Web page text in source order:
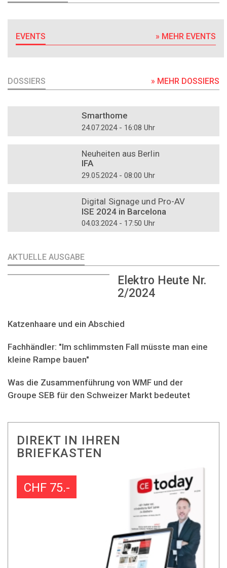
EVENTS » MEHR EVENTS
DOSSIERS » MEHR DOSSIERS
Smarthome
24.07.2024 - 16:08 Uhr
Neuheiten aus Berlin
IFA
29.05.2024 - 08:00 Uhr
Digital Signage und Pro-AV
ISE 2024 in Barcelona
04.03.2024 - 17:50 Uhr
AKTUELLE AUSGABE
Elektro Heute Nr.
2/2024
Katzenhaare und ein Abschied
Fachhändler: "Im schlimmsten Fall müsste man eine
kleine Rampe bauen"
Was die Zusammenführung von WMF und der
Groupe SEB für den Schweizer Markt bedeutet
DIREKT IN IHREN
BRIEFKASTEN
CHF 75.-